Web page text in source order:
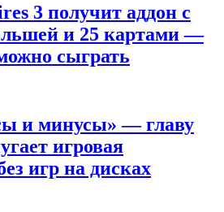
3 получит аддон с
и 25 картами —
сыграть
и минусы» — главу
игровая
игр на дисках